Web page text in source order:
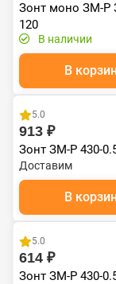
Зонт моно ЗМ-Р
120
В наличии
В
5.0
913 ₽
Зонт ЗМ-Р 430-
Доставим
В
5.0
614 ₽
Зонт ЗМ-Р 430-